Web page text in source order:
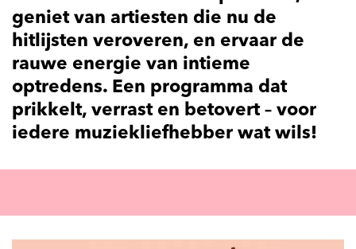
geniet van artiesten die nu de
hitlijsten veroveren, en ervaar de
rauwe energie van intieme
optredens. Een programma dat
prikkelt, verrast en betovert – voor
iedere muziekliefhebber wat wils!